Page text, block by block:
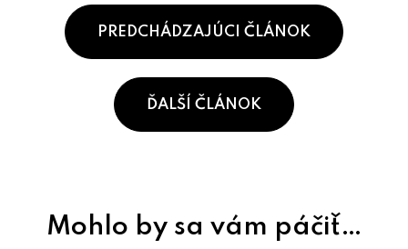
PREDCHÁDZAJÚCI ČLÁNOK
ĎALŠÍ ČLÁNOK
Mohlo by sa vám páčiť…